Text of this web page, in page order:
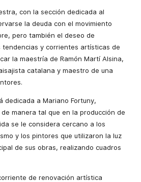
con la sección dedicada al
la deuda con el movimiento
pero también el deseo de
tendencias y corrientes artísticas de
la maestría de Ramón Martí Alsina,
catalana y maestro de una
dedicada a Mariano Fortuny,
manera tal que en la producción de
se le considera cercano a los
y los pintores que utilizaron la luz
de sus obras, realizando cuadros
de renovación artística